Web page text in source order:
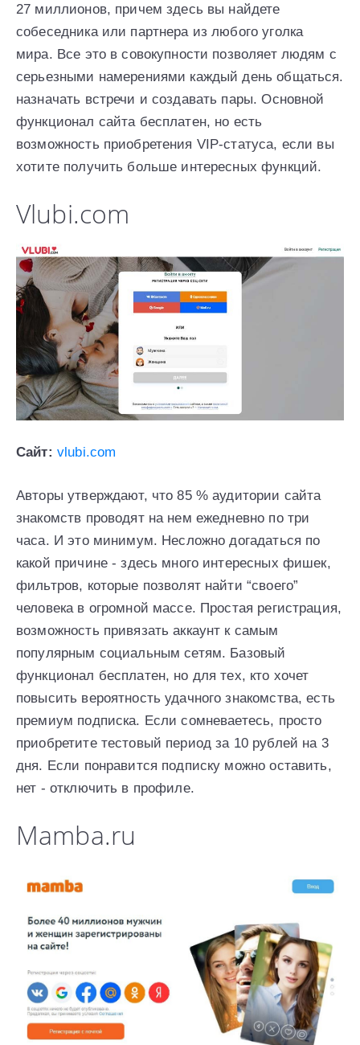
27 миллионов, причем здесь вы найдете
собеседника или партнера из любого уголка
мира. Все это в совокупности позволяет людям с
серьезными намерениями каждый день общаться.
назначать встречи и создавать пары. Основной
функционал сайта бесплатен, но есть
возможность приобретения VIP-статуса, если вы
хотите получить больше интересных функций.
Vlubi.com
Сайт: vlubi.com
Авторы утверждают, что 85 % аудитории сайта
знакомств проводят на нем ежедневно по три
часа. И это минимум. Несложно догадаться по
какой причине - здесь много интересных фишек,
фильтров, которые позволят найти “своего”
человека в огромной массе. Простая регистрация,
возможность привязать аккаунт к самым
популярным социальным сетям. Базовый
функционал бесплатен, но для тех, кто хочет
повысить вероятность удачного знакомства, есть
премиум подписка. Если сомневаетесь, просто
приобретите тестовый период за 10 рублей на 3
дня. Если понравится подписку можно оставить,
нет - отключить в профиле.
Mamba.ru